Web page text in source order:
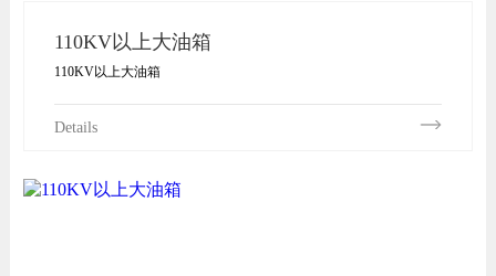
110KV以上大油箱
110KV以上大油箱
Details